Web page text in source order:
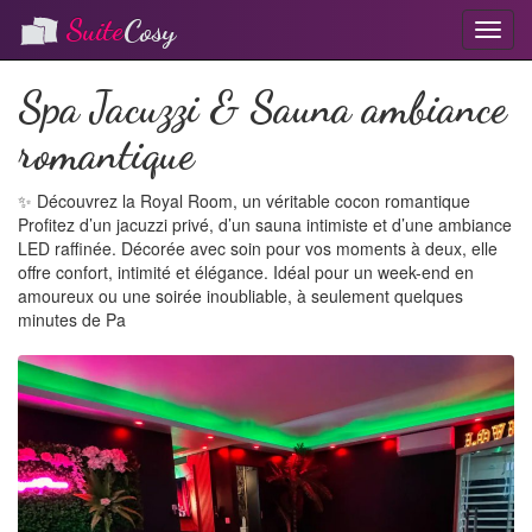
T
o
g
l
v
i
n
SuiteCosy
Spa Jacuzzi & Sauna ambiance
romantique
✨ Découvrez la Royal Room, un véritable cocon romantique
Profitez d’un jacuzzi privé, d’un sauna intimiste et d’une ambiance
LED raffinée. Décorée avec soin pour vos moments à deux, elle
offre confort, intimité et élégance. Idéal pour un week-end en
amoureux ou une soirée inoubliable, à seulement quelques
minutes de Pa
P
r
e
v
i
N
e
x
t